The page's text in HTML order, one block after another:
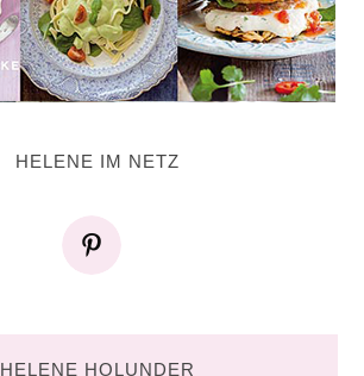
HELENE IM NETZ
HELENE HOLUNDER